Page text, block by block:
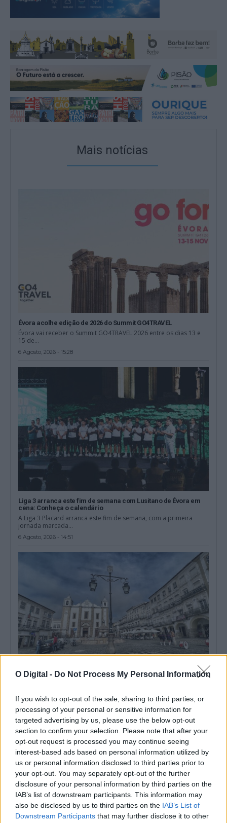
O Digital - Do Not Process My Personal Information
If you wish to opt-out of the sale, sharing to third parties, or
processing of your personal or sensitive information for
targeted advertising by us, please use the below opt-out
section to confirm your selection. Please note that after your
opt-out request is processed you may continue seeing
interest-based ads based on personal information utilized by
us or personal information disclosed to third parties prior to
your opt-out. You may separately opt-out of the further
disclosure of your personal information by third parties on the
IAB’s list of downstream participants. This information may
also be disclosed by us to third parties on the IAB’s List of
Downstream Participants that may further disclose it to other
Mais notícias
Évora acolhe edição de 2026 do Summit GO4TRAVEL
Évora vai receber o Summit GO4TRAVEL 2026 entre os dias 13 e
15 de...
6 Agosto, 2026 - 15:28
Liga 3 arranca este fim de semana com Lusitano de Évora em
cena: Conheça o calendário
A Liga 3 Placard arranca este fim de semana, com a primeira
jornada marcada...
6 Agosto, 2026 - 14:51
O Instituto Cultural de Évora (ICÉ) e o Repositório Pedagógico
promovem o Ciclo de...
6 Agosto, 2026 - 12:15